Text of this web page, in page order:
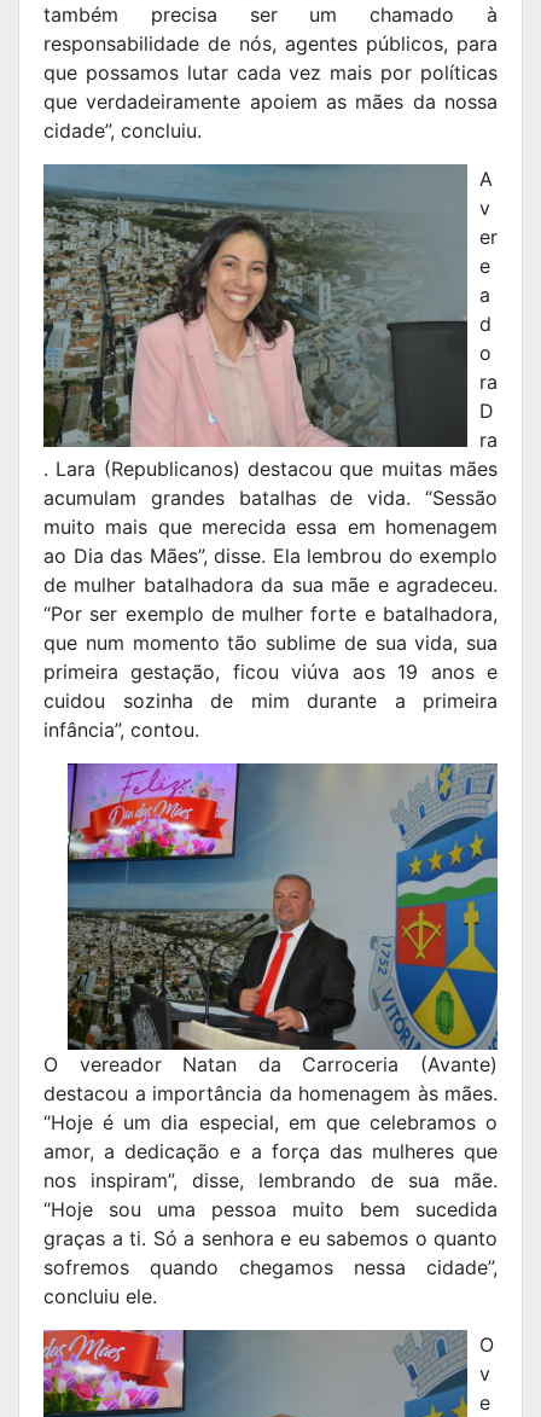
também precisa ser um chamado à
responsabilidade de nós, agentes públicos, para
que possamos lutar cada vez mais por políticas
que verdadeiramente apoiem as mães da nossa
cidade”, concluiu.
A
v
er
e
a
d
o
ra
D
ra
. Lara (Republicanos) destacou que muitas mães
acumulam grandes batalhas de vida. “Sessão
muito mais que merecida essa em homenagem
ao Dia das Mães”, disse. Ela lembrou do exemplo
de mulher batalhadora da sua mãe e agradeceu.
“Por ser exemplo de mulher forte e batalhadora,
que num momento tão sublime de sua vida, sua
primeira gestação, ficou viúva aos 19 anos e
cuidou sozinha de mim durante a primeira
infância”, contou.
O vereador Natan da Carroceria (Avante)
destacou a importância da homenagem às mães.
“Hoje é um dia especial, em que celebramos o
amor, a dedicação e a força das mulheres que
nos inspiram”, disse, lembrando de sua mãe.
“Hoje sou uma pessoa muito bem sucedida
graças a ti. Só a senhora e eu sabemos o quanto
sofremos quando chegamos nessa cidade”,
concluiu ele.
O
v
e